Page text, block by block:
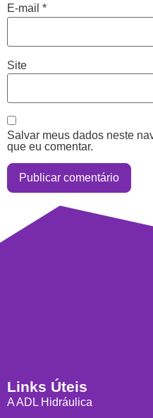
E-mail *
Site
Salvar meus dados neste
que eu comentar.
Links Úteis
A ADL Hidráulica